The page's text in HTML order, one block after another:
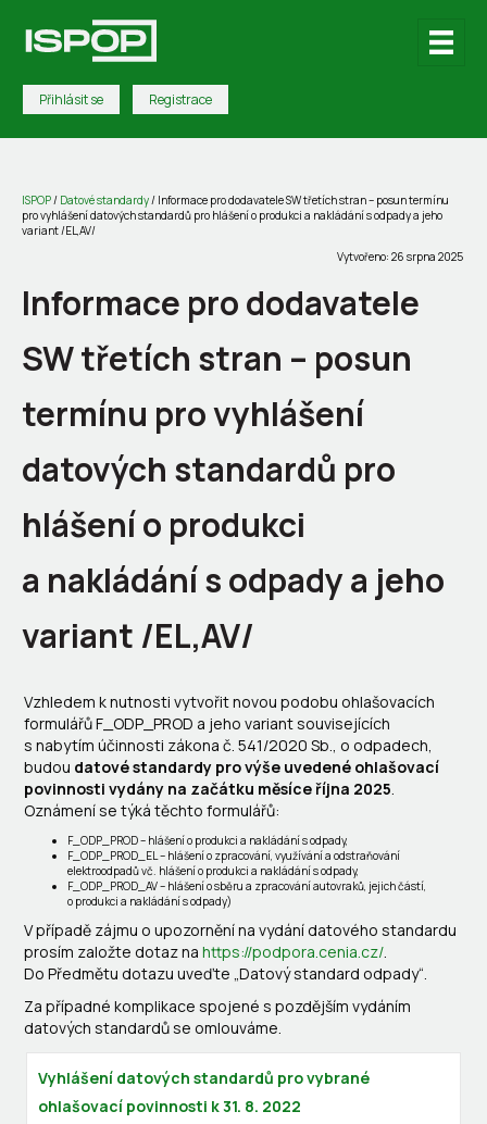
Přihlásit se Registrace
ISPOP/ Datové standardy/ Informace pro dodavatele SW třetích stran – posun termínu
pro vyhlášení datových standardů pro hlášení o produkci a nakládání s odpady a jeho
variant /EL,AV/
Vytvořeno: 26 srpna 2025
Informace pro dodavatele
SW třetích stran – posun
termínu pro vyhlášení
datových standardů pro
hlášení o produkci
a nakládání s odpady a jeho
variant /EL,AV/
Vzhledem k nutnosti vytvořit novou podobu ohlašovacích
formulářů F_ODP_PROD a jeho variant souvisejících
s nabytím účinnosti zákona č. 541/2020 Sb., o odpadech,
budou datové standardy pro výše uvedené ohlašovací
povinnosti vydány na začátku měsíce října 2025.
Oznámení se týká těchto formulářů:
F_ODP_PROD – hlášení o produkci a nakládání s odpady,
F_ODP_PROD_EL – hlášení o zpracování, využívání a odstraňování
elektroodpadů vč. hlášení o produkci a nakládání s odpady,
F_ODP_PROD_AV – hlášení o sběru a zpracování autovraků, jejich částí,
o produkci a nakládání s odpady)
V případě zájmu o upozornění na vydání datového standardu
prosím založte dotaz na https://podpora.cenia.cz/.
Do Předmětu dotazu uveďte „Datový standard odpady“.
Za případné komplikace spojené s pozdějším vydáním
datových standardů se omlouváme.
Vyhlášení datových standardů pro vybrané
ohlašovací povinnosti k 31. 8. 2022